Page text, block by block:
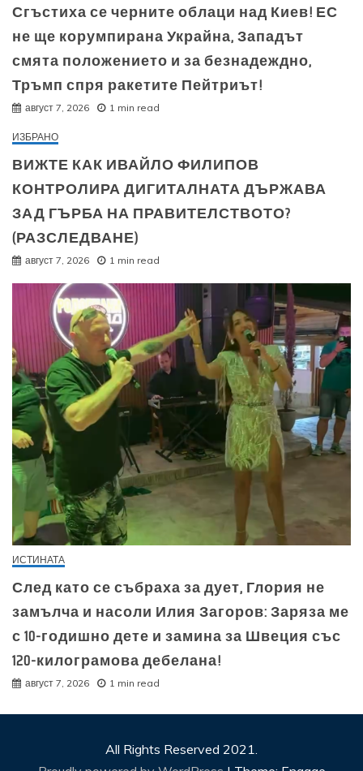
Сгъстиха се черните облаци над Киев! ЕС
не ще корумпирана Украйна, Западът
смята положението и за безнадеждно,
Тръмп спря ракетите Пейтриът!
август 7, 2026 1 min read
ИЗБРАНО
ВИЖТЕ КАК ИВАЙЛО ФИЛИПОВ
КОНТРОЛИРА ДИГИТАЛНАТА ДЪРЖАВА
ЗАД ГЪРБА НА ПРАВИТЕЛСТВОТО?
(РАЗСЛЕДВАНЕ)
август 7, 2026 1 min read
ИСТИНАТА
След като се събраха за дует, Глория не
замълча и насоли Илия Загоров: Заряза ме
с 10-годишно дете и замина за Швеция със
120-килограмова дебелана!
август 7, 2026 1 min read
All Rights Reserved 2021.